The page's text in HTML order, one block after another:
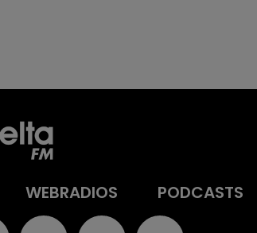
WEBRADIOS PODCASTS